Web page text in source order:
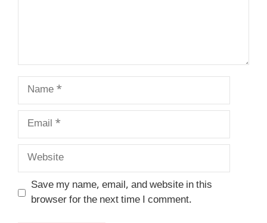
Name
Email
Website
Save my name, email, and website in this
browser for the next time I comment.